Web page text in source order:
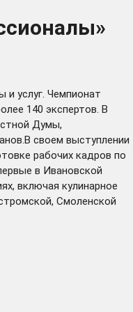
услуг. Чемпионат
140 экспертов. В
Думы,
своем выступлении
рабочих кадров по
в Ивановской
включая кулинарное
Смоленской